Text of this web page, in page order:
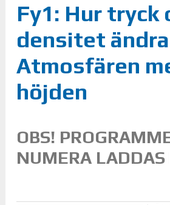
Fy1: Hur tryck
densitet
Atmosfären
höjden
OBS!
NUMERA LADDAS